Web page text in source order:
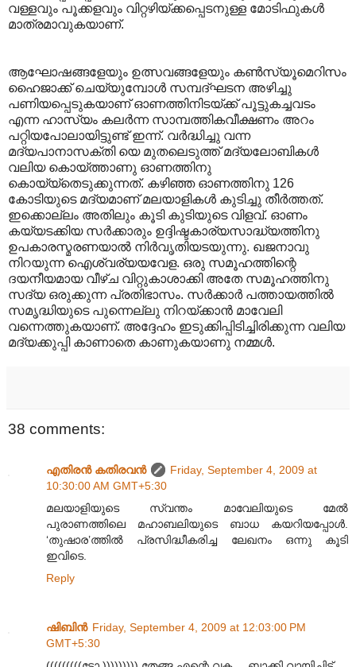
വള്ളവും പൂക്കളവും വിറ്റഴിയ്ക്കപ്പെടനുള്ള മോടിഫുകൾ
മാത്രമാവുകയാണ്.
ആഘോഷങ്ങളേയും ഉത്സവങ്ങളേയും കൺസ്യൂമെറിസം
ഹൈജാക്ക് ചെയ്യുമ്പോൾ സമ്പദ്ഘടന അഴിച്ചു
പണിയപ്പെടുകയാണ് ഓണത്തിനിടയ്ക്ക് പൂട്ടുകച്ചവടം
എന്ന ഹാസ്യം കലർന്ന സാമ്പത്തികവീക്ഷണം അറം
പറ്റിയപോലായിട്ടുണ്ട് ഇന്ന്. വർദ്ധിച്ചു വന്ന
മദ്യപാനാസക്തി യെ മുതലെടുത്ത് മദ്യലോബികൾ
വലിയ കൊയ്ത്താണു ഓണത്തിനു
കൊയ്യ്തെടുക്കുന്നത്. കഴിഞ്ഞ ഓണത്തിനു 126
കോടിയുടെ മദ്യമാണ് മലയാളികൾ കുടിച്ചു തീർത്തത്.
ഇക്കൊല്ലം അതിലും കൂടി കുടിയുടെ വിളവ്. ഓണം
കയ്യടക്കിയ സർക്കാരും ഉദ്ദിഷ്ടകാര്യസാദ്ധ്യത്തിനു
ഉപകാരസ്മരണയാൽ നിർവൃതിയടയുന്നു. ഖജനാവു
നിറയുന്ന ഐശ്വര്യയവേള. ഒരു സമൂഹത്തിന്റെ
ദയനീയമായ വീഴ്ച വിറ്റുകാശാക്കി അതേ സമൂഹത്തിനു
സദ്യ ഒരുക്കുന്ന പ്രതിഭാസം. സർക്കാർ പത്തായത്തിൽ
സമൃദ്ധിയുടെ പുന്നെല്ലു നിറയ്ക്കാൻ മാവേലി
വന്നെത്തുകയാണ്. അദ്ദേഹം ഇടുക്കിപ്പിടിച്ചിരിക്കുന്ന വലിയ
മദ്യക്കുപ്പി കാണാതെ കാണുകയാണു നമ്മൾ.
38 comments:
എതിരന്‍ കതിരവന്‍
Friday, September 4, 2009 at
10:30:00 AM GMT+5:30
മലയാളിയുടെ സ്വന്തം മാവേലിയുടെ മേൽ
പുരാണത്തിലെ മഹാബലിയുടെ ബാധ കയറിയപ്പോൾ.
‘തുഷാര’ത്തിൽ പ്രസിദ്ധീകരിച്ച ലേഖനം ഒന്നു കൂടി
ഇവിടെ.
Reply
ഷിബിന്‍ Friday, September 4, 2009 at 12:03:00 PM
GMT+5:30